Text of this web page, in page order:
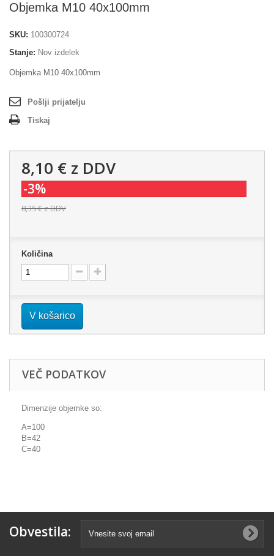
Objemka M10 40x100mm
SKU: 100300724
Stanje: Nov izdelek
Objemka M10 40x100mm
Pošlji prijatelju
Tiskaj
8,10 € z DDV
-3%
8,35 €z DDV
Količina
V košarico
VEČ PODATKOV
Dimenzije objemke so:
A=100
B=42
C=40
Obvestila: